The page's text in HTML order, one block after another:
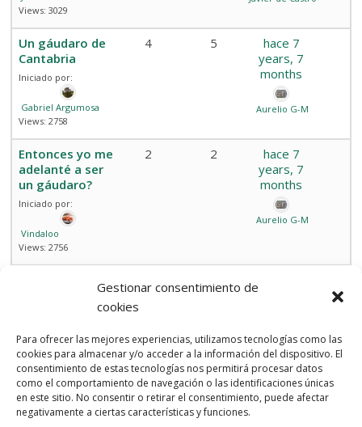
Gestionar consentimiento de
cookies
Para ofrecer las mejores experiencias, utilizamos tecnologías como las
cookies para almacenar y/o acceder a la información del dispositivo. El
consentimiento de estas tecnologías nos permitirá procesar datos
como el comportamiento de navegación o las identificaciones únicas
en este sitio. No consentir o retirar el consentimiento, puede afectar
negativamente a ciertas características y funciones.
Views: 3029
Un gáudaro de
Cantabria
Iniciado por:
Gabriel Argumosa
Views: 2758
4 5
hace 7
years, 7
months
Aurelio G-M
Entonces yo me
adelanté a ser
un gáudaro?
Iniciado por:
Vindaloo
Views: 2756
2 2
hace 7
years, 7
months
Aurelio G-M
Viendo 13 debates - del 1 al 13 (de un total de 13)
Compártelo